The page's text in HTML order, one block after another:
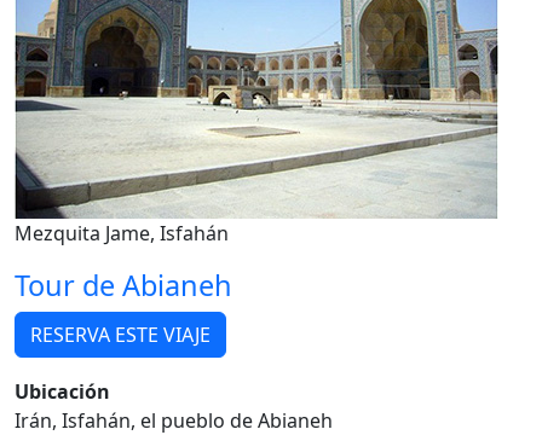
Mezquita Jame, Isfahán
Tour de Abianeh
RESERVA ESTE VIAJE
Ubicación
Irán, Isfahán, el pueblo de Abianeh